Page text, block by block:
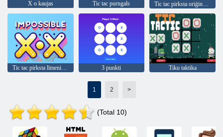
X o kaujas Tic tac purngals Tic tac pirksta oriģināls pro
3 punkti Tiku taktika
1 2 >
(Total 10)